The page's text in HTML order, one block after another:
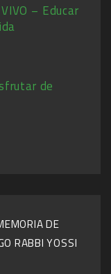
– Educar
de
DE
RABBI YOSSI